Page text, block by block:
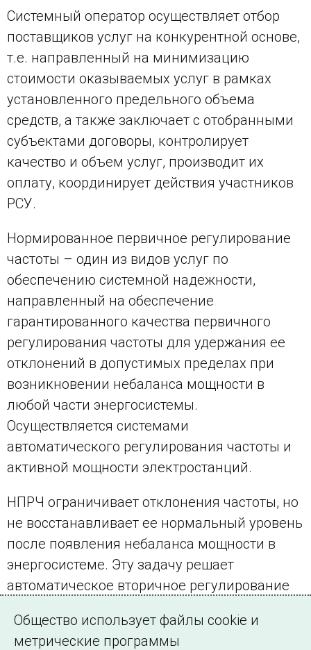
Системный оператор осуществляет отбор
поставщиков услуг на конкурентной основе,
т.е. направленный на минимизацию
стоимости оказываемых услуг в рамках
установленного предельного объема
средств, а также заключает с отобранными
субъектами договоры, контролирует
качество и объем услуг, производит их
оплату, координирует действия участников
РСУ.
Нормированное первичное регулирование
частоты – один из видов услуг по
обеспечению системной надежности,
направленный на обеспечение
гарантированного качества первичного
регулирования частоты для удержания ее
отклонений в допустимых пределах при
возникновении небаланса мощности в
любой части энергосистемы.
Осуществляется системами
автоматического регулирования частоты и
активной мощности электростанций.
НПРЧ ограничивает отклонения частоты, но
не восстанавливает ее нормальный уровень
после появления небаланса мощности в
энергосистеме. Эту задачу решает
автоматическое вторичное регулирование
перечень системных услуг.
Общество использует файлы cookie и
метрические программы